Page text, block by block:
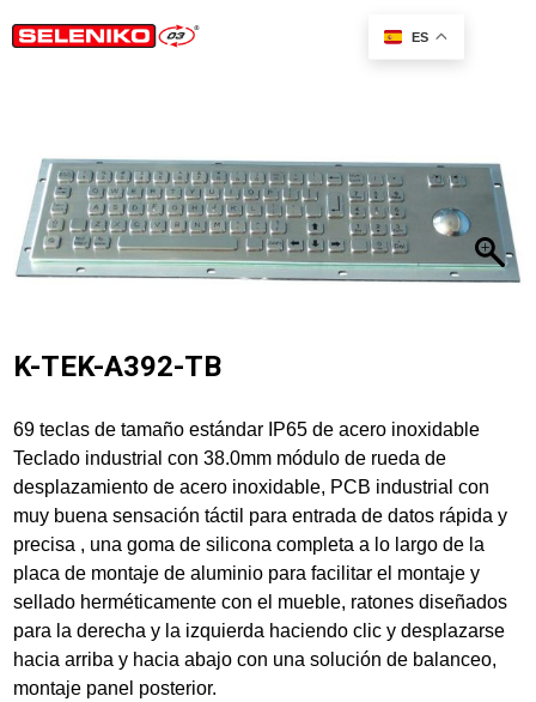
K-TEK-A392-TB
69 teclas de tamaño estándar IP65 de acero inoxidable
Teclado industrial con 38.0mm módulo de rueda de
desplazamiento de acero inoxidable, PCB industrial con
muy buena sensación táctil para entrada de datos rápida y
precisa , una goma de silicona completa a lo largo de la
placa de montaje de aluminio para facilitar el montaje y
sellado herméticamente con el mueble, ratones diseñados
para la derecha y la izquierda haciendo clic y desplazarse
hacia arriba y hacia abajo con una solución de balanceo,
montaje panel posterior.
ES